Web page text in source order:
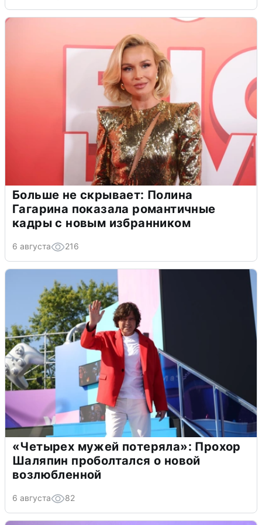
Больше не скрывает: Полина
Гагарина показала романтичные
кадры с новым избранником
6 августа 216
«Четырех мужей потеряла»: Прохор
Шаляпин проболтался о новой
возлюбленной
6 августа 82